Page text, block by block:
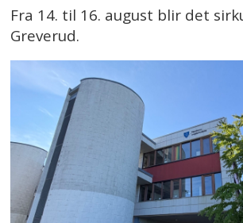
Fra 14. til 16. august blir det
Greverud.